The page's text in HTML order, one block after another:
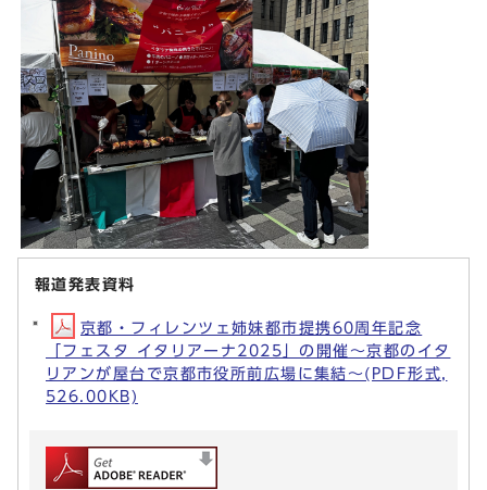
報道発表資料
京都・フィレンツェ姉妹都市提携60周年記念
「フェスタ イタリアーナ2025」の開催～京都のイタ
リアンが屋台で京都市役所前広場に集結～(PDF形式,
526.00KB)